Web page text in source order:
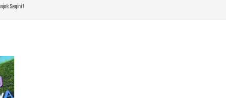
Segini !